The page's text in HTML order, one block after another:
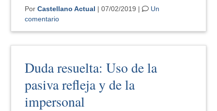
PorCastellano Actual | 07/02/2019 |
Un
comentario
Duda resuelta: Uso de la
pasiva refleja y de la
impersonal